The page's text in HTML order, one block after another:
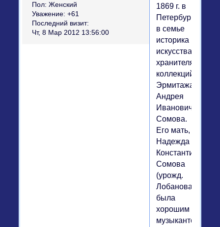
Пол: Женский
Уважение: +61
Последний визит:
Чт, 8 Мар 2012 13:56:00
1869 г. в
Петербурге
в семье
историка
искусства,
хранителя
коллекций
Эрмитажа,
Андрея
Ивановича
Сомова.
Его мать,
Надежда
Константиновна
Сомова
(урожд.
Лобанова),
была
хорошим
музыкантом,